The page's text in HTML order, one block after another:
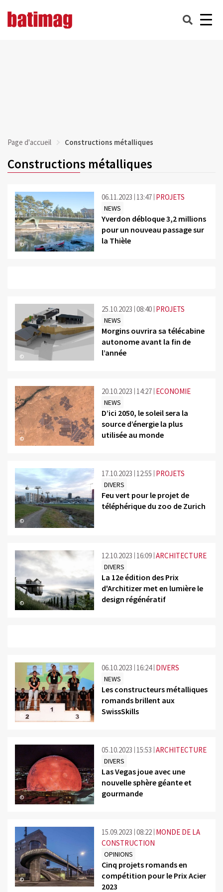
Page d'accueil Constructions métalliques
Constructions métalliques
©
06.11.2023 13:47 PROJETS
NEWS
Yverdon débloque 3,2 millions
pour un nouveau passage sur
la Thièle
©
25.10.2023 08:40 PROJETS
NEWS
Morgins ouvrira sa télécabine
autonome avant la fin de
l’année
©
20.10.2023 14:27 ECONOMIE
NEWS
D’ici 2050, le soleil sera la
source d’énergie la plus
utilisée au monde
©
17.10.2023 12:55 PROJETS
DIVERS
Feu vert pour le projet de
téléphérique du zoo de Zurich
©
12.10.2023 16:09 ARCHITECTURE
DIVERS
La 12e édition des Prix
d'Architizer met en lumière le
design régénératif
©
06.10.2023 16:24 DIVERS
NEWS
Les constructeurs métalliques
romands brillent aux
SwissSkills
©
05.10.2023 15:53 ARCHITECTURE
DIVERS
Las Vegas joue avec une
nouvelle sphère géante et
gourmande
©
15.09.2023 08:22 MONDE DE LA
CONSTRUCTION
OPINIONS
Cinq projets romands en
compétition pour le Prix Acier
2023